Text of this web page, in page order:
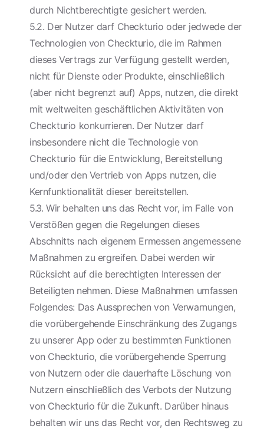
durch Nichtberechtigte gesichert werden.
5.2. Der Nutzer darf Checkturio oder jedwede der
Technologien von Checkturio, die im Rahmen
dieses Vertrags zur Verfügung gestellt werden,
nicht für Dienste oder Produkte, einschließlich
(aber nicht begrenzt auf) Apps, nutzen, die direkt
mit weltweiten geschäftlichen Aktivitäten von
Checkturio konkurrieren. Der Nutzer darf
insbesondere nicht die Technologie von
Checkturio für die Entwicklung, Bereitstellung
und/oder den Vertrieb von Apps nutzen, die
Kernfunktionalität dieser bereitstellen.
5.3. Wir behalten uns das Recht vor, im Falle von
Verstößen gegen die Regelungen dieses
Abschnitts nach eigenem Ermessen angemessene
Maßnahmen zu ergreifen. Dabei werden wir
Rücksicht auf die berechtigten Interessen der
Beteiligten nehmen. Diese Maßnahmen umfassen
Folgendes: Das Aussprechen von Verwarnungen,
die vorübergehende Einschränkung des Zugangs
zu unserer App oder zu bestimmten Funktionen
von Checkturio, die vorübergehende Sperrung
von Nutzern oder die dauerhafte Löschung von
Nutzern einschließlich des Verbots der Nutzung
von Checkturio für die Zukunft. Darüber hinaus
behalten wir uns das Recht vor, den Rechtsweg zu